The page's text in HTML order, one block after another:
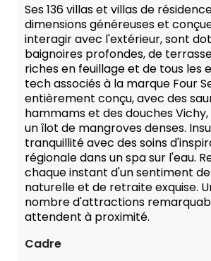
Ses 136 villas et villas de
dimensions généreuses et
interagir avec l'extérieur, sont
baignoires profondes, de
riches en feuillage et de tous les
tech associés à la marque Four
entièrement conçu, avec des
hammams et des douches
un îlot de mangroves denses.
tranquillité avec des soins
régionale dans un spa sur l'eau.
chaque instant d'un sentiment
naturelle et de retraite exquise.
nombre d'attractions
attendent à proximité.
Cadre